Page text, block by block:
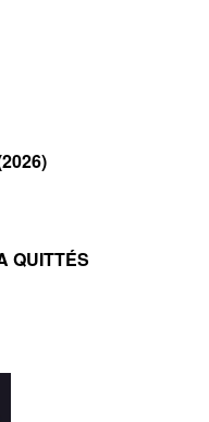
QUITTÉS